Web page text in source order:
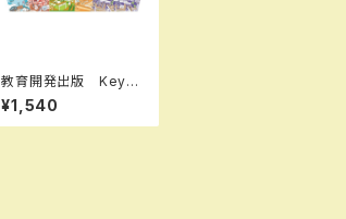
教育開発出版 Keyワ
ーク（キーワーク） 地
理 I,II 歴史 I,II（ご選
択ください） 2026年
¥1,540